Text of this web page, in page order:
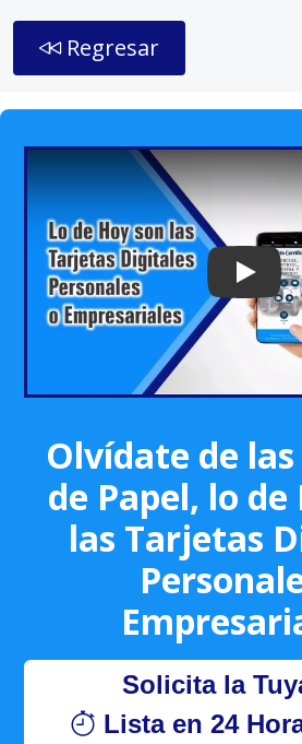
Regresar
Play:
Olvídate de
de Papel, lo de
las Tarjetas
Solicita la
Lista en 24